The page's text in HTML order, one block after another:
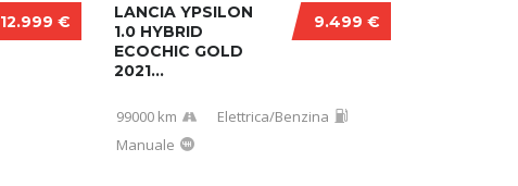
12.999 € 9.499 €
LANCIA YPSILON
1.0 HYBRID
ECOCHIC GOLD
2021...
99000 km
Elettrica/Benzina
Manuale